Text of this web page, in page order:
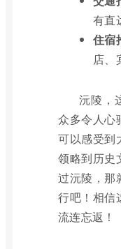
有直
住宿
店、
沅陵，
众多令人心
可以感受到
领略到历史
过沅陵，那
行吧！相信
流连忘返！